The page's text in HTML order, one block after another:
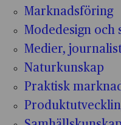
Marknadsföring
Modedesign och
Medier,
Naturkunskap
Praktisk